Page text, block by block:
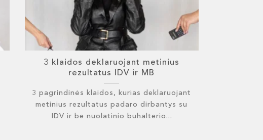
3 klaidos deklaruojant metinius
rezultatus IDV ir MB
3 pagrindinės klaidos, kurias deklaruojant
metinius rezultatus padaro dirbantys su
IDV ir be nuolatinio buhalterio...